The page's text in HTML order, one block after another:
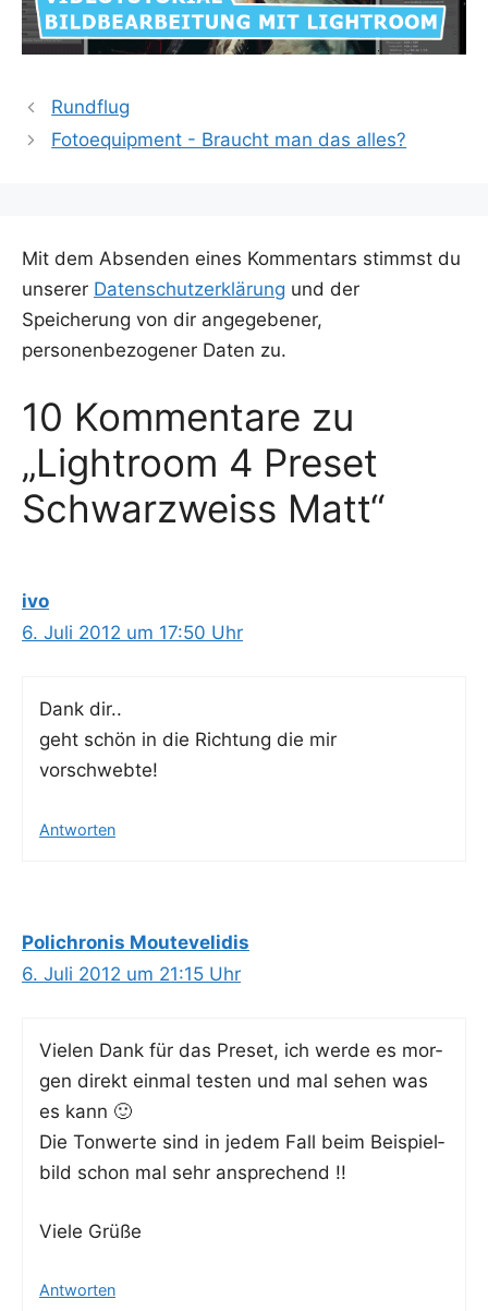
Rundflug
Fotoequipment - Braucht man das alles?
Mit dem Absenden eines Kommentars stimmst du
unserer Datenschutzerklärung und der
Speicherung von dir angegebener,
personenbezogener Daten zu.
10 Kommentare zu
„Lightroom 4 Preset
Schwarzweiss Matt“
ivo
6. Juli 2012 um 17:50 Uhr
Dank dir..
geht schön in die Rich­tung die mir
vorschwebte!
Antworten
Polichronis Moutevelidis
6. Juli 2012 um 21:15 Uhr
Vie­len Dank für das Pre­set, ich wer­de es mor­
gen direkt ein­mal tes­ten und mal sehen was
es kann 🙂
Die Ton­wer­te sind in jedem Fall beim Bei­spiel­
bild schon mal sehr ansprechend !!
Vie­le Grüße
Antworten